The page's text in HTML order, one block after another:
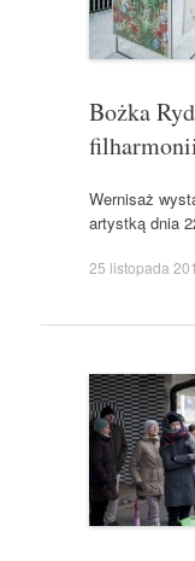
Bożka
Wernisaż
artystką dnia
25 listopada